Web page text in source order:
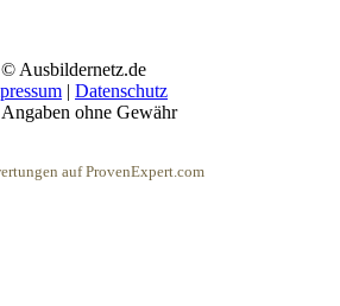
© Ausbildernetz.de
| Datenschutz
ohne Gewähr
auf ProvenExpert.com